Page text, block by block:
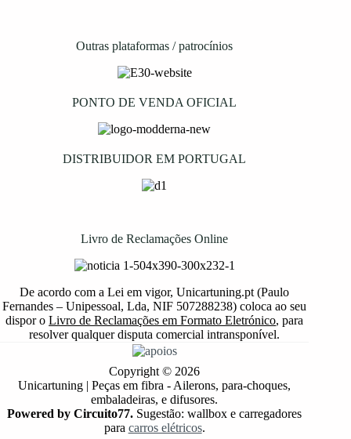
Outras plataformas / patrocínios
PONTO DE VENDA OFICIAL
DISTRIBUIDOR EM PORTUGAL
Livro de Reclamações Online
De acordo com a Lei em vigor, Unicartuning.pt (Paulo
Fernandes – Unipessoal, Lda, NIF 507288238) coloca ao seu
dispor oLivro de Reclamações em Formato Eletrónico, para
resolver qualquer disputa comercial intransponível.
Copyright © 2026
Unicartuning | Peças em fibra - Ailerons, para-choques,
embaladeiras, e difusores.
Powered by Circuito77. Sugestão: wallbox e carregadores
para carros elétricos.